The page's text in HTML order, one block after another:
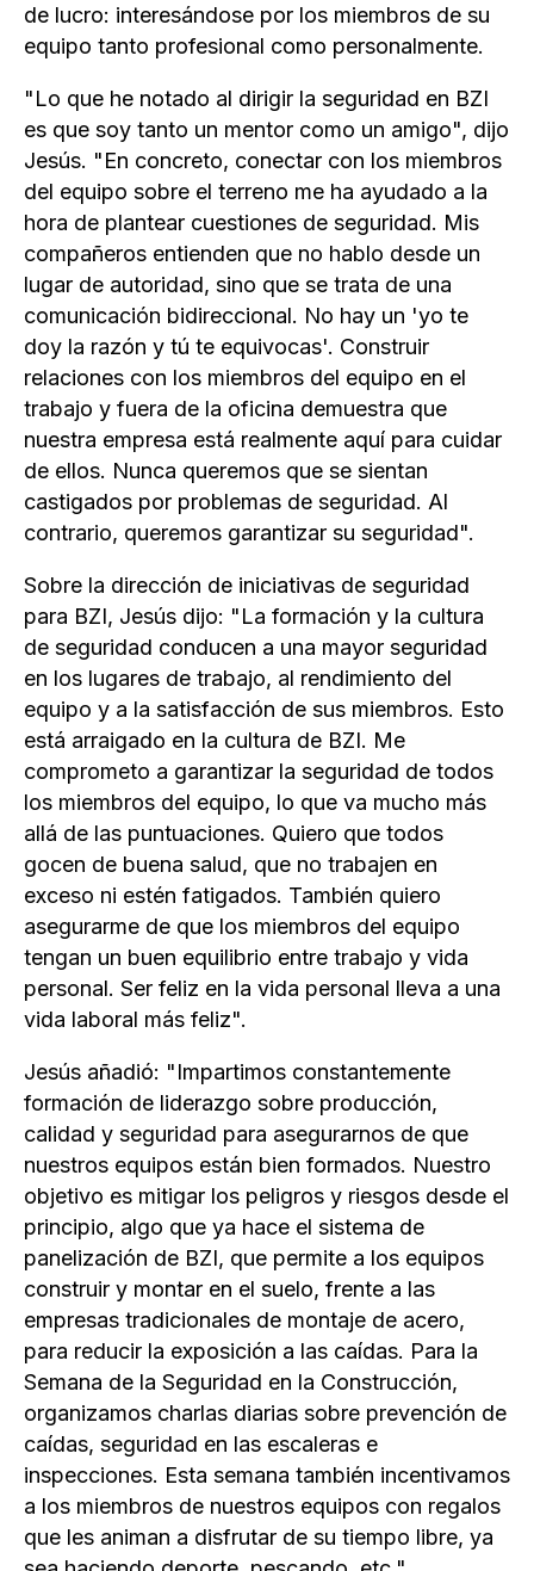
de lucro: interesándose por los miembros de su
equipo tanto profesional como personalmente.
"Lo que he notado al dirigir la seguridad en BZI
es que soy tanto un mentor como un amigo", dijo
Jesús. "En concreto, conectar con los miembros
del equipo sobre el terreno me ha ayudado a la
hora de plantear cuestiones de seguridad. Mis
compañeros entienden que no hablo desde un
lugar de autoridad, sino que se trata de una
comunicación bidireccional. No hay un 'yo te
doy la razón y tú te equivocas'. Construir
relaciones con los miembros del equipo en el
trabajo y fuera de la oficina demuestra que
nuestra empresa está realmente aquí para cuidar
de ellos. Nunca queremos que se sientan
castigados por problemas de seguridad. Al
contrario, queremos garantizar su seguridad".
Sobre la dirección de iniciativas de seguridad
para BZI, Jesús dijo: "La formación y la cultura
de seguridad conducen a una mayor seguridad
en los lugares de trabajo, al rendimiento del
equipo y a la satisfacción de sus miembros. Esto
está arraigado en la cultura de BZI. Me
comprometo a garantizar la seguridad de todos
los miembros del equipo, lo que va mucho más
allá de las puntuaciones. Quiero que todos
gocen de buena salud, que no trabajen en
exceso ni estén fatigados. También quiero
asegurarme de que los miembros del equipo
tengan un buen equilibrio entre trabajo y vida
personal. Ser feliz en la vida personal lleva a una
vida laboral más feliz".
Jesús añadió: "Impartimos constantemente
formación de liderazgo sobre producción,
calidad y seguridad para asegurarnos de que
nuestros equipos están bien formados. Nuestro
objetivo es mitigar los peligros y riesgos desde el
principio, algo que ya hace el sistema de
panelización de BZI, que permite a los equipos
construir y montar en el suelo, frente a las
empresas tradicionales de montaje de acero,
para reducir la exposición a las caídas. Para la
Semana de la Seguridad en la Construcción,
organizamos charlas diarias sobre prevención de
caídas, seguridad en las escaleras e
inspecciones. Esta semana también incentivamos
a los miembros de nuestros equipos con regalos
que les animan a disfrutar de su tiempo libre, ya